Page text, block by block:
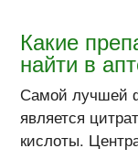
Какие
найти в
Самой лучшей
является
кислоты.